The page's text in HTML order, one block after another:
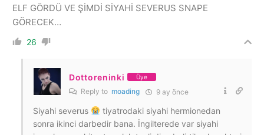
ELF GÖRDÜ VE ŞİMDİ SİYAHİ SEVERUS SNAPE
GÖRECEK…
26
Dottoreninki Üye
Reply to moading 9 ay önce
Siyahi severus
tiyatrodaki siyahi hermionedan
sonra ikinci darbedir bana. İngilterede var siyahi